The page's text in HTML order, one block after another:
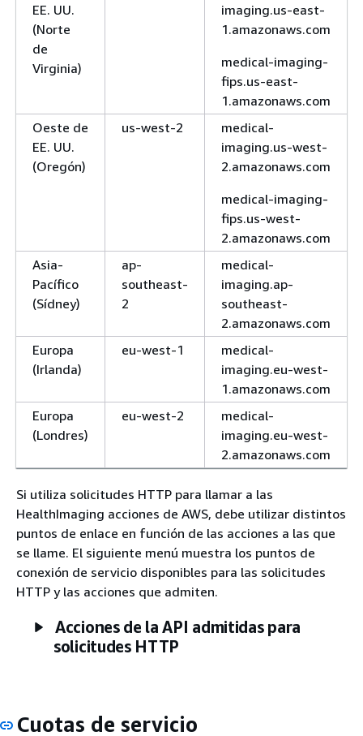
EE. UU.
(Norte
de
Virginia)
imaging.us-east-
1.amazonaws.com
medical-imaging-
fips.us-east-
1.amazonaws.com
Oeste de
EE. UU.
(Oregón)
us-west-2
medical-
imaging.us-west-
2.amazonaws.com
medical-imaging-
fips.us-west-
2.amazonaws.com
Asia-
Pacífico
(Sídney)
ap-
southeast-
2
medical-
imaging.ap-
southeast-
2.amazonaws.com
Europa
(Irlanda)
eu-west-1
medical-
imaging.eu-west-
1.amazonaws.com
Europa
(Londres)
eu-west-2
medical-
imaging.eu-west-
2.amazonaws.com
Si utiliza solicitudes HTTP para llamar a las
HealthImaging acciones de AWS, debe utilizar distintos
puntos de enlace en función de las acciones a las que
se llame. El siguiente menú muestra los puntos de
conexión de servicio disponibles para las solicitudes
HTTP y las acciones que admiten.
Acciones de la API admitidas para
solicitudes HTTP
Cuotas de servicio